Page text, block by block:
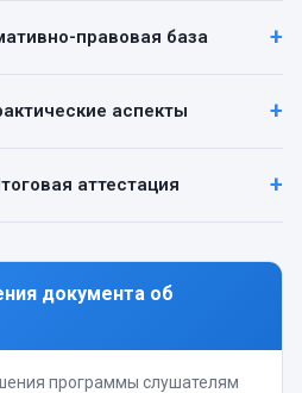
правовая база
аспекты
аттестация
документа об
программы слушателям